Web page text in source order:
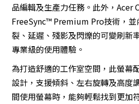
品編輯及生產力任務。此外，Acer
FreeSync™ Premium Pro技術，並
裂、延遲、殘影及閃爍的可變刷新
專業級的使用體驗。
為打造舒適的工作室空間，此螢幕
設計，支援傾斜、左右旋轉及高度
間使用螢幕時，能夠輕鬆找到更加